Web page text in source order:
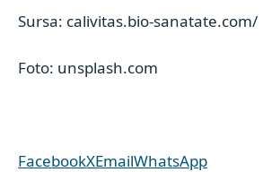
Sursa: calivitas.bio-sanatate.com/
Foto: unsplash.com
FacebookXEmailWhatsApp